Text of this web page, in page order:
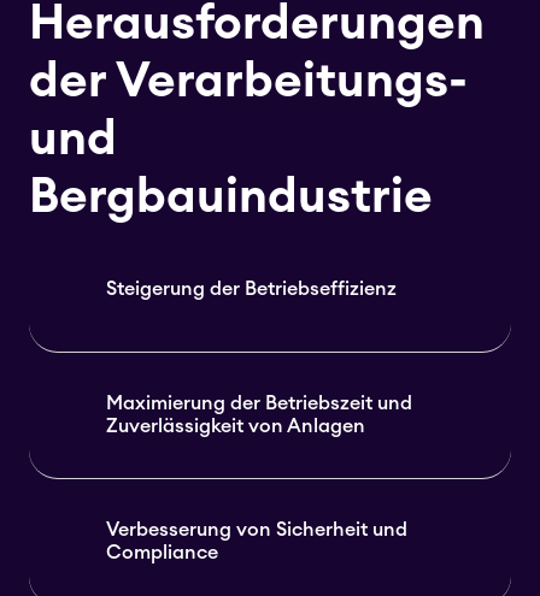
Herausforderungen
der Verarbeitungs-
und
Bergbauindustrie
Steigerung der Betriebseffizienz
Maximierung der Betriebszeit und
Zuverlässigkeit von Anlagen
Verbesserung von Sicherheit und
Compliance